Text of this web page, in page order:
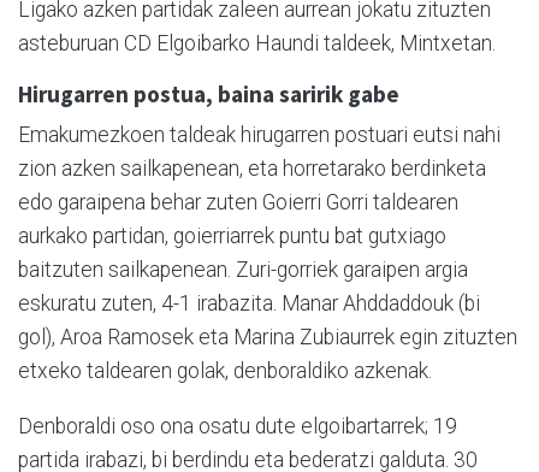
Ligako azken partidak zaleen aurrean jokatu zituzten
asteburuan CD Elgoibarko Haundi taldeek, Mintxetan.
Hirugarren postua, baina saririk gabe
Emakumezkoen taldeak hirugarren postuari eutsi nahi
zion azken sailkapenean, eta horretarako berdinketa
edo garaipena behar zuten Goierri Gorri taldearen
aurkako partidan, goierriarrek puntu bat gutxiago
baitzuten sailkapenean. Zuri-gorriek garaipen argia
eskuratu zuten, 4-1 irabazita. Manar Ahddaddouk (bi
gol), Aroa Ramosek eta Marina Zubiaurrek egin zituzten
etxeko taldearen golak, denboraldiko azkenak.
Denboraldi oso ona osatu dute elgoibartarrek; 19
partida irabazi, bi berdindu eta bederatzi galduta. 30